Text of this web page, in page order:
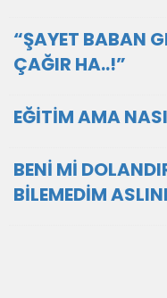
“ŞAYET BABAN
ÇAĞIR HA..!”
EĞİTİM AMA
BENİ Mİ
BİLEMEDİM